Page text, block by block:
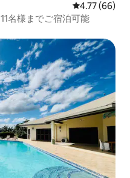
レビュー66
4.77 (66)
名様までご宿泊可能